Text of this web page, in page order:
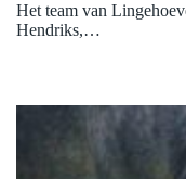
Het team van
Hendriks,…